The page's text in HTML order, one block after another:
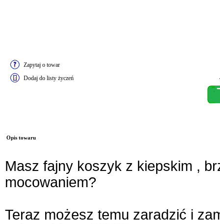
Zapytaj o towar
Dodaj do listy życzeń
Opis towaru
Masz fajny koszyk z kiepskim ,
mocowaniem?
Teraz możesz temu zaradzić i